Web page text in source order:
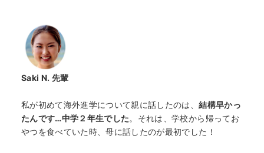
Saki N. 先輩
私が初めて海外進学について親に話したのは、結構早かっ
たんです…中学２年生でした。それは、学校から帰ってお
やつを食べていた時、母に話したのが最初でした！